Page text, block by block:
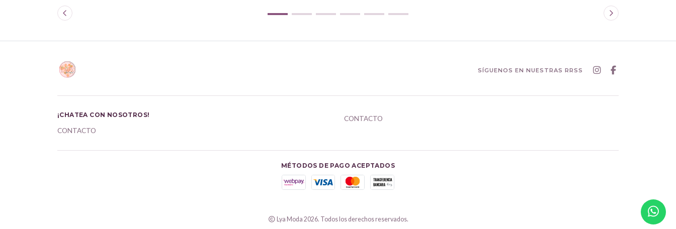
SÍGUENOS EN NUESTRAS RRSS
¡CHATEA CON NOSOTROS!
CONTACTO
CONTACTO
MÉTODOS DE PAGO ACEPTADOS
Lya Moda 2026. Todos los derechos reservados.